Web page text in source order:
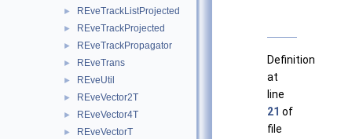
► REveTrackListProjected
► REveTrackProjected
► REveTrackPropagator
► REveTrans
► REveUtil
► REveVector2T
► REveVector4T
► REveVectorT
Definition
at
line
21 of
file